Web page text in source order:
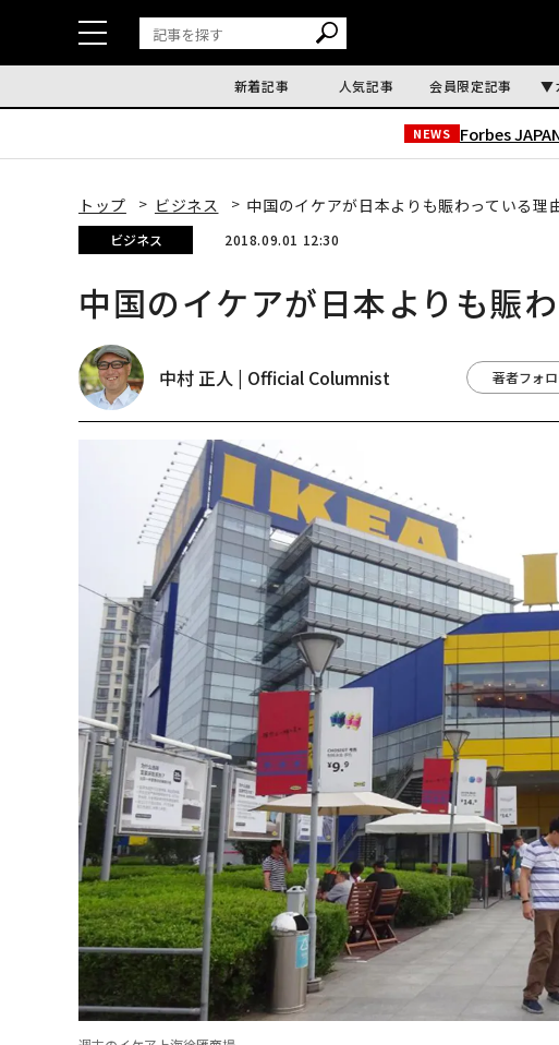
新着記事 人気記事 会員限定記事
NEWS Forbes
トップ ビジネス 中国のイケアが日本よりも賑わっている理
ビジネス 2018.09.01 12:30
中国のイケアが日本よりも賑
中村 正人 | Official Columnist 著者フォ